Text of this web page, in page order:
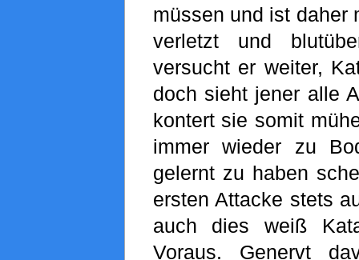
müssen und ist daher
verletzt und
versucht er weiter,
doch sieht jener alle
kontert sie somit
immer wieder zu
gelernt zu haben
ersten Attacke stets
auch dies weiß
Voraus. Genervt